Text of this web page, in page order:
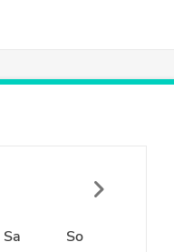
Sa
So